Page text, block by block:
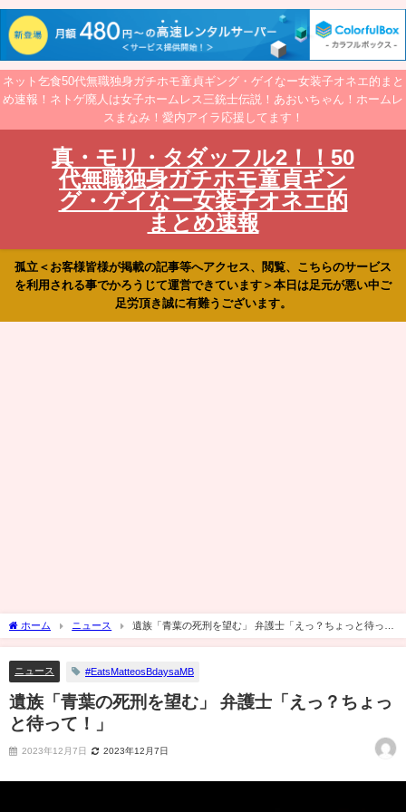
ネット乞食50代無職独身ガチホモ童貞ギング・ゲイなー女装子オネエ的まと
め速報！ネトゲ廃人は女子ホームレス三銃士伝説！あおいちゃん！ホームレ
スまなみ！愛内アイラ応援してます！
真・モリ・タダッフル2！！50
代無職独身ガチホモ童貞ギン
グ・ゲイなー女装子オネエ的
まとめ速報
孤立＜お客様皆様が掲載の記事等へアクセス、閲覧、こちらのサービス
を利用される事でかろうじて運営できています＞本日は足元が悪い中ご
足労頂き誠に有難うございます。
ホーム ニュース
遺族「青葉の死刑を望む」 弁護士「えっ？ちょっと待っ
て！」
ニュース #EatsMatteosBdaysaMB
遺族「青葉の死刑を望む」 弁護士「えっ？ちょっ
と待って！」
2023年12月7日 2023年12月7日